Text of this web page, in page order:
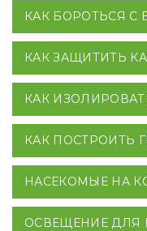
КАК БОРОТЬСЯ С
КАК ЗАЩИТИТЬ
КАК
КАК ПОСТРОИТЬ
НАСЕКОМЫЕ НА
ОСВЕЩЕНИЕ ДЛЯ